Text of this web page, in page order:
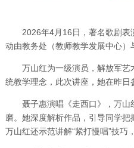
2026年4月16日，著名歌剧表
动由教务处（教师教学发展中心）
万山红为一级演员，解放军
统教学理念，此次讲座，她在昨日
聂子惠演唱《走西口》，万
磨。她深度解析作品，引导同学
万山红还示范讲解“紧打慢唱”技巧